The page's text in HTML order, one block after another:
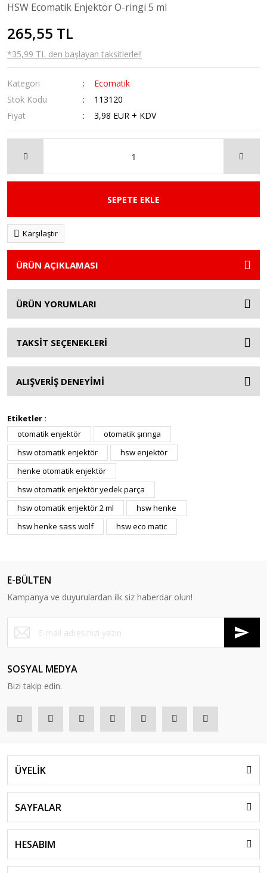
HSW Ecomatik Enjektör O-ringi 5 ml
265,55 TL
*35,99 TL den başlayan taksitlerle!!
Kategori
Ecomatik
Stok Kodu
113120
Fiyat
3,98 EUR + KDV
SEPETE EKLE
Karşılaştır
ÜRÜN AÇIKLAMASI
ÜRÜN YORUMLARI
TAKSİT SEÇENEKLERİ
ALIŞVERİŞ DENEYİMİ
Etiketler :
otomatik enjektör
otomatik şırınga
hsw otomatik enjektör
hsw enjektör
henke otomatik enjektör
hsw otomatik enjektör yedek parça
hsw otomatik enjektör 2 ml
hsw henke
hsw henke sass wolf
hsw eco matic
E-BÜLTEN
Kampanya ve duyurulardan ilk siz haberdar olun!
SOSYAL MEDYA
Bizi takip edin.
ÜYELİK
SAYFALAR
HESABIM